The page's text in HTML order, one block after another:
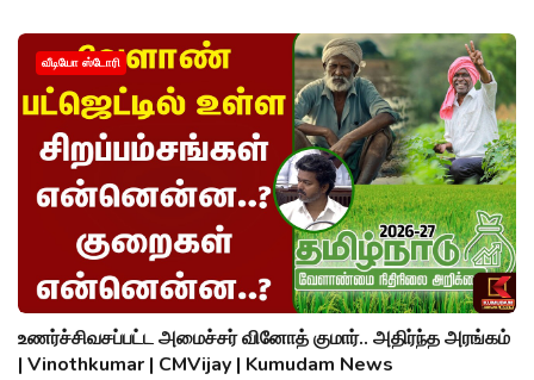
வீடியோ ஸ்டோரி
உணர்ச்சிவசப்பட்ட அமைச்சர் வினோத் குமார்.. அதிர்ந்த அரங்கம்
| Vinothkumar | CMVijay | Kumudam News